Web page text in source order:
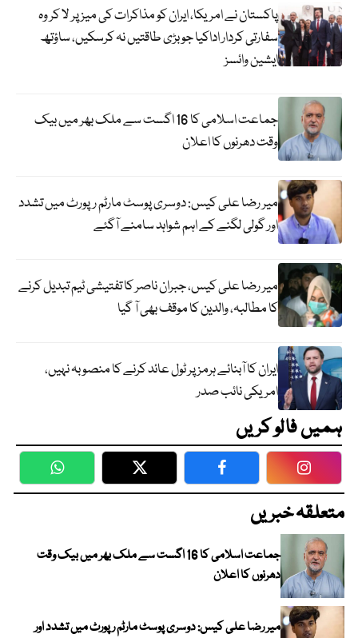
پاکستان نے امریکا، ایران کو مذاکرات کی میز پر لا کر وہ
سفارتی کردار اداکیا جو بڑی طاقتیں نہ کرسکیں، ساؤتھ
ایشین وائسز
جماعت اسلامی کا 16 اگست سے ملک بھر میں بیک
وقت دھرنوں کا اعلان
میر رضا علی کیس: دوسری پوسٹ مارٹم رپورٹ میں تشدد
اور گولی لگنے کے اہم شواہد سامنے آگئے
میر رضا علی کیس، جبران ناصر کا تفتیشی ٹیم تبدیل کرنے
کا مطالبہ، والدین کا موقف بھی آ گیا
ایران کا آبنائے ہرمز پر ٹول عائد کرنے کا منصوبہ نہیں،
امریکی نائب صدر
ہمیں فالو کریں
WhatsApp Twitter Facebook
متعلقہ خبریں
جماعت اسلامی کا 16 اگست سے ملک بھر میں بیک وقت
دھرنوں کا اعلان
میر رضا علی کیس: دوسری پوسٹ مارٹم رپورٹ میں تشدد اور